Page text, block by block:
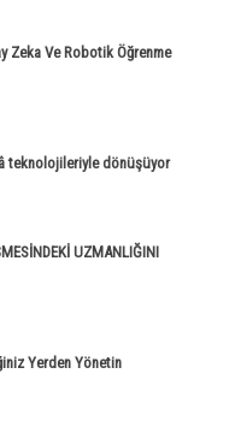
Zeka Ve Robotik Öğrenme
teknolojileriyle dönüşüyor
UZMANLIĞINI
Yerden Yönetin